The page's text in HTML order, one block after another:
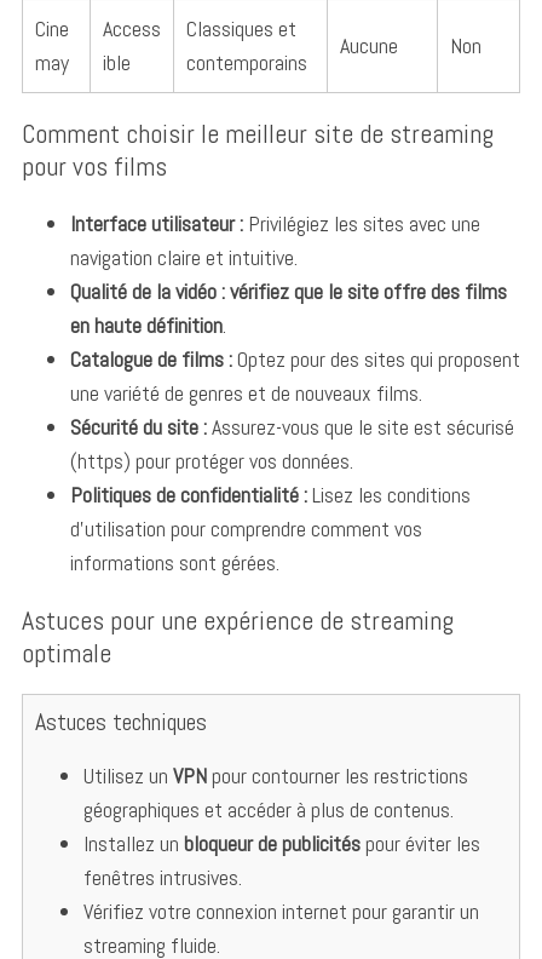
Cine
may
Access
ible
Classiques et
contemporains
Aucune Non
Comment choisir le meilleur site de streaming
pour vos films
Interface utilisateur :Privilégiez les sites avec une
navigation claire et intuitive.
Qualité de la vidéo :vérifiez que le site offre des films
en haute définition.
Catalogue de films :Optez pour des sites qui proposent
une variété de genres et de nouveaux films.
Sécurité du site :Assurez-vous que le site est sécurisé
(https) pour protéger vos données.
Politiques de confidentialité :Lisez les conditions
d’utilisation pour comprendre comment vos
informations sont gérées.
Astuces pour une expérience de streaming
optimale
Astuces techniques
Utilisez un VPNpour contourner les restrictions
géographiques et accéder à plus de contenus.
Installez un bloqueur de publicitéspour éviter les
fenêtres intrusives.
Vérifiez votre connexion internet pour garantir un
streaming fluide.